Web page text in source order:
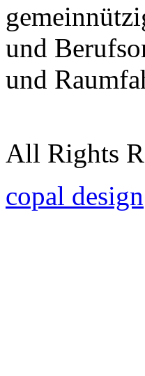
und
und
All Rights
copal design